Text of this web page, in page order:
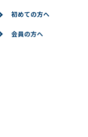
初めての方へ
会員の方へ